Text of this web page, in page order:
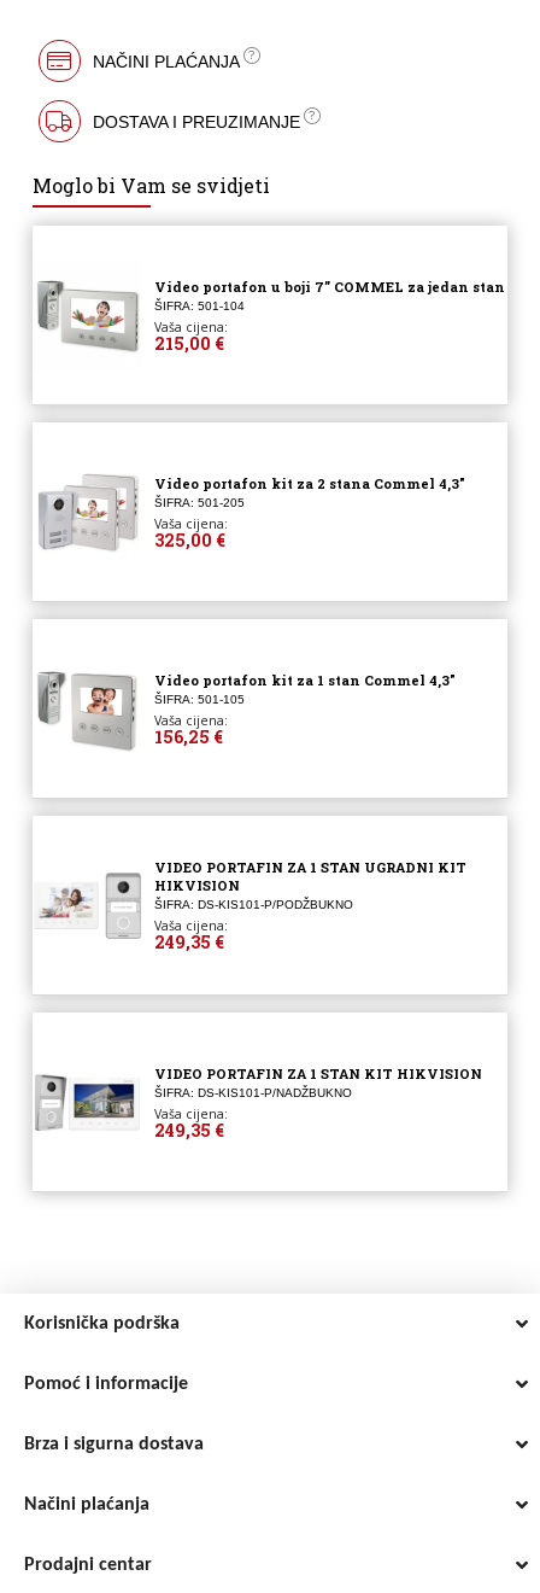
NAČINI PLAĆANJA
DOSTAVA I PREUZIMANJE
Moglo bi Vam se svidjeti
Video portafon u boji 7” COMMEL za jedan stan
ŠIFRA: 501-104
Vaša cijena:
215,00 €
Video portafon kit za 2 stana Commel 4,3″
ŠIFRA: 501-205
Vaša cijena:
325,00 €
Video portafon kit za 1 stan Commel 4,3″
ŠIFRA: 501-105
Vaša cijena:
156,25 €
VIDEO PORTAFIN ZA 1 STAN UGRADNI KIT
HIKVISION
ŠIFRA: DS-KIS101-P/PODŽBUKNO
Vaša cijena:
249,35 €
VIDEO PORTAFIN ZA 1 STAN KIT HIKVISION
ŠIFRA: DS-KIS101-P/NADŽBUKNO
Vaša cijena:
249,35 €
Korisnička podrška
Pomoć i informacije
Brza i sigurna dostava
Načini plaćanja
Prodajni centar